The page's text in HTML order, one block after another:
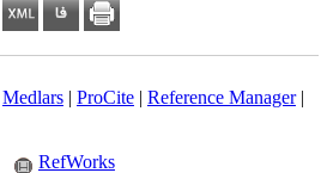
Medlars| ProCite| Reference Manager|
RefWorks